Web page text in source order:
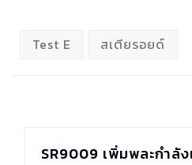
Test E สเตียรอยด์
SR9009 เพิ่มพละกำลั